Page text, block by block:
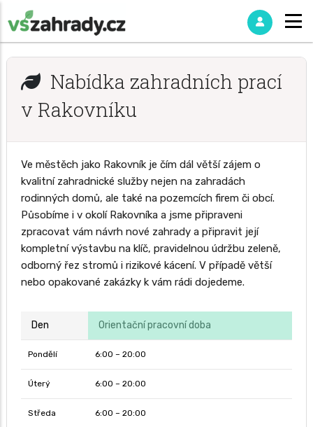
Nabídka zahradních prací
v Rakovníku
Ve městěch jako Rakovník je čím dál větší zájem o
kvalitní zahradnické služby nejen na zahradách
rodinných domů, ale také na pozemcích firem či obcí.
Působíme i v okolí Rakovníka a jsme připraveni
zpracovat vám návrh nové zahrady a připravit její
kompletní výstavbu na klíč, pravidelnou údržbu zeleně,
odborný řez stromů i rizikové kácení. V případě větší
nebo opakované zakázky k vám rádi dojedeme.
Den Orientační pracovní doba
Pondělí 6:00 – 20:00
Úterý 6:00 – 20:00
Středa 6:00 – 20:00